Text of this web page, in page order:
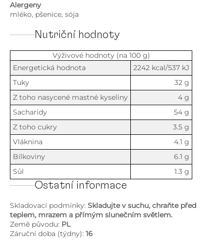
Alergeny
mléko, pšenice, sója
Nutriční hodnoty
Výživové hodnoty (na 100 g)
Energetická hodnota
2242 kcal/537 kJ
Tuky
32 g
Z toho nasycené mastné kyseliny
4 g
Sacharidy
54 g
Z toho cukry
3.5 g
Vláknina
4.1 g
Bílkoviny
6.1 g
Sůl
1.3 g
Ostatní informace
Skladovací podmínky: Skladujte v suchu, chraňte před
teplem, mrazem a přímým slunečním světlem.
Země původu: PL
Záruční doba (týdny): 16